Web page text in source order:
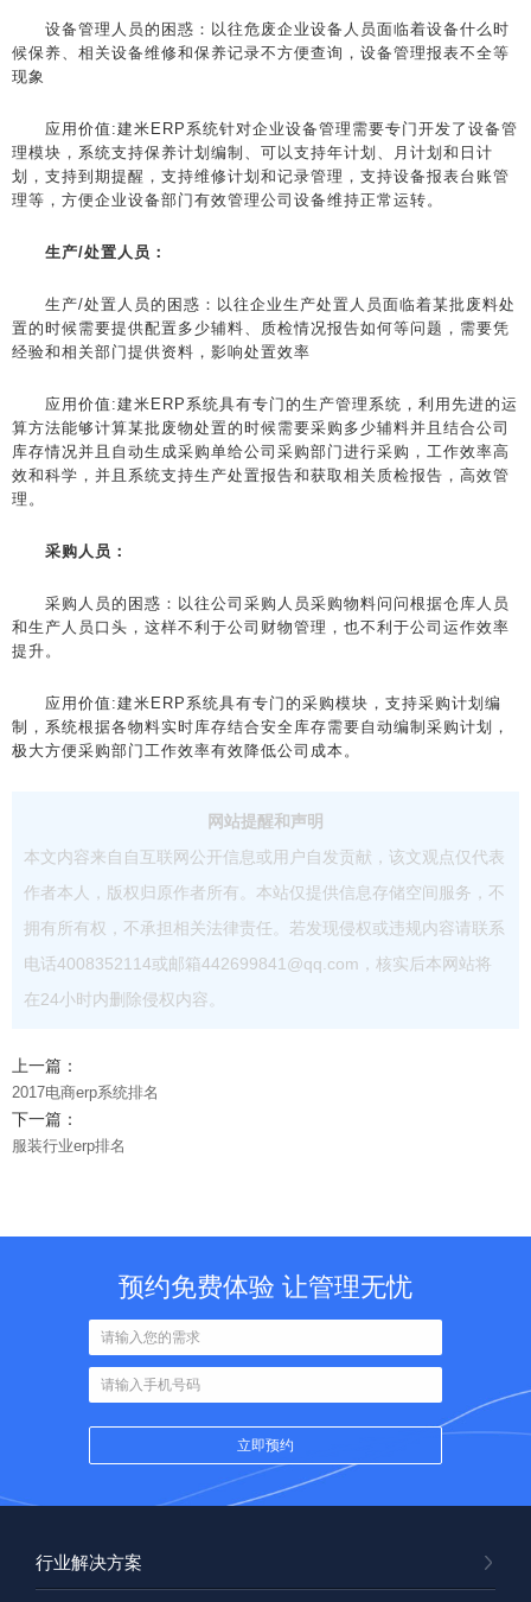
设备管理人员的困惑：以往危废企业设备人员面临着设备什么时
候保养、相关设备维修和保养记录不方便查询，设备管理报表不全等
现象
应用价值:建米ERP系统针对企业设备管理需要专门开发了设备管
理模块，系统支持保养计划编制、可以支持年计划、月计划和日计
划，支持到期提醒，支持维修计划和记录管理，支持设备报表台账管
理等，方便企业设备部门有效管理公司设备维持正常运转。
生产/处置人员：
生产/处置人员的困惑：以往企业生产处置人员面临着某批废料处
置的时候需要提供配置多少辅料、质检情况报告如何等问题，需要凭
经验和相关部门提供资料，影响处置效率
应用价值:建米ERP系统具有专门的生产管理系统，利用先进的运
算方法能够计算某批废物处置的时候需要采购多少辅料并且结合公司
库存情况并且自动生成采购单给公司采购部门进行采购，工作效率高
效和科学，并且系统支持生产处置报告和获取相关质检报告，高效管
理。
采购人员：
采购人员的困惑：以往公司采购人员采购物料问问根据仓库人员
和生产人员口头，这样不利于公司财物管理，也不利于公司运作效率
提升。
应用价值:建米ERP系统具有专门的采购模块，支持采购计划编
制，系统根据各物料实时库存结合安全库存需要自动编制采购计划，
极大方便采购部门工作效率有效降低公司成本。
网站提醒和声明
本文内容来自自互联网公开信息或用户自发贡献，该文观点仅代表
作者本人，版权归原作者所有。本站仅提供信息存储空间服务，不
拥有所有权，不承担相关法律责任。若发现侵权或违规内容请联系
电话4008352114或邮箱442699841@qq.com，核实后本网站将
在24小时内删除侵权内容。
上一篇：
2017电商erp系统排名
下一篇：
服装行业erp排名
预约免费体验 让管理无忧
行业解决方案